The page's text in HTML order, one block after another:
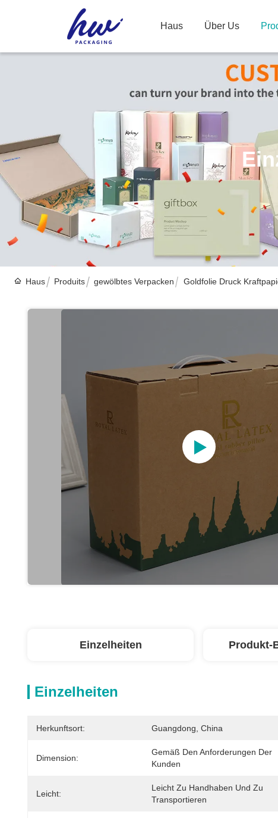
Haus Über Us
Haus Produits gewölbtes Verpacken Goldfolie Druck
Einzelheiten Produkt-
Einzelheiten
Herkunftsort: Guangdong, China
Dimension:
Gemäß Den Anforderungen Der
Kunden
Leicht:
Leicht Zu Handhaben Und Zu
Transportieren